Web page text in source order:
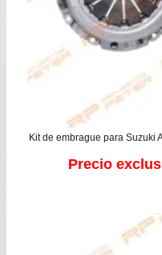
Kit de embrague para Suzuki
Precio